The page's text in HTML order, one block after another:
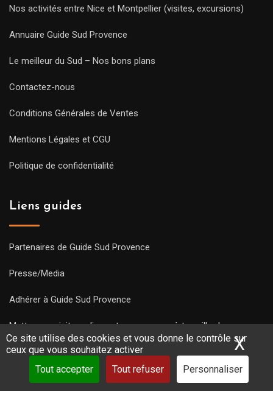
Ce site utilise des cookies et vous donne le contrôle sur
ceux que vous souhaitez activer
Tout accepter
Tout refuser Personnaliser
X
Nos activités entre Nice et Montpellier (visites, excursions)
Annuaire Guide Sud Provence
Le meilleur du Sud – Nos bons plans
Contactez-nous
Conditions Générales de Ventes
Mentions Légales et CGU
Politique de confidentialité
Liens guides
Partenaires de Guide Sud Provence
Presse/Media
Adhérer à Guide Sud Provence
Mettre une visite en ligne et commencez à travailler !